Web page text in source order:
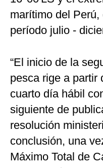
marítimo del
período julio -
“El inicio de la
pesca rige a partir
cuarto día hábil
siguiente de
resolución
conclusión, una
Máximo Total de